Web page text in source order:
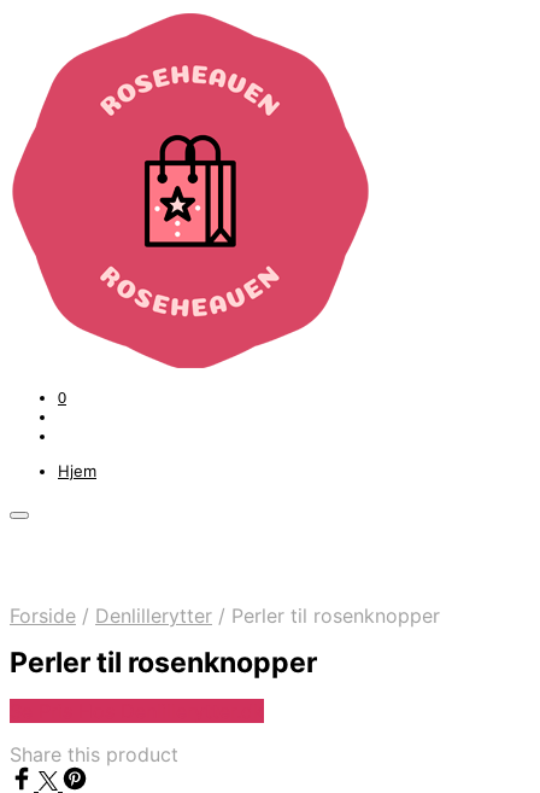
0
Hjem
Forside / Denlillerytter / Perler til rosenknopper
Perler til rosenknopper
Share this product